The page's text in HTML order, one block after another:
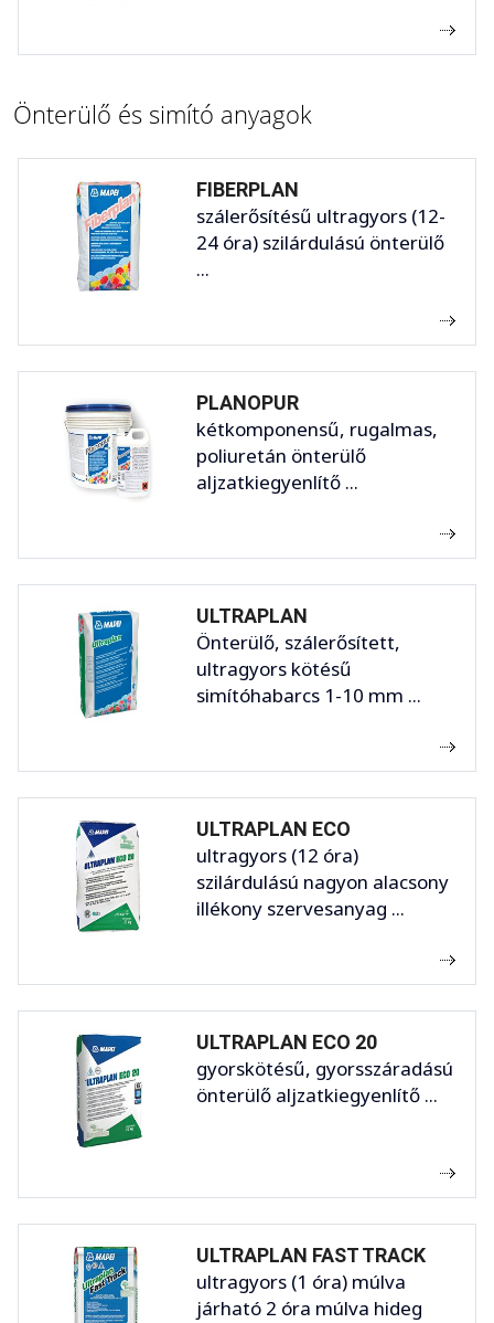
Önterülő és simító anyagok
FIBERPLAN
szálerősítésű ultragyors (12-
24 óra) szilárdulású önterülő
...
PLANOPUR
kétkomponensű, rugalmas,
poliuretán önterülő
aljzatkiegyenlítő ...
ULTRAPLAN
Önterülő, szálerősített,
ultragyors kötésű
simítóhabarcs 1-10 mm ...
ULTRAPLAN ECO
ultragyors (12 óra)
szilárdulású nagyon alacsony
illékony szervesanyag ...
ULTRAPLAN ECO 20
gyorskötésű, gyorsszáradású
önterülő aljzatkiegyenlítő ...
ULTRAPLAN FAST TRACK
ultragyors (1 óra) múlva
járható 2 óra múlva hideg